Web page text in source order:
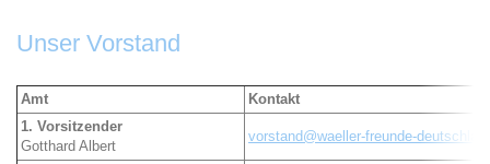
Unser Vorstand
Amt
Kontakt
1. Vorsitzender
Gotthard Albert
vorstand@waeller-freunde-